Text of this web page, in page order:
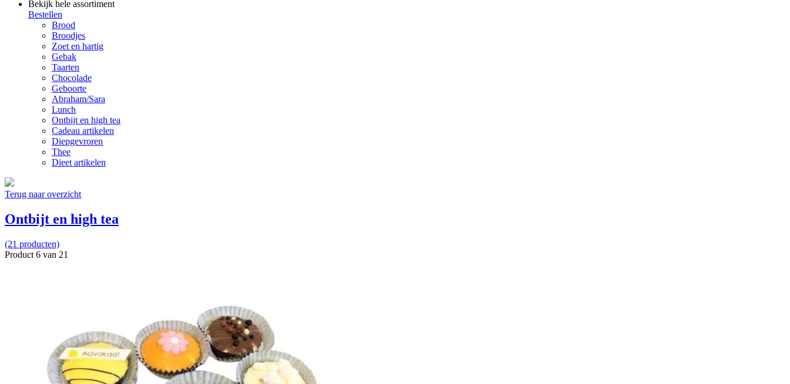
Bekijk hele assortiment
Bestellen
Brood
Broodjes
Zoet en hartig
Gebak
Taarten
Chocolade
Geboorte
Abraham/Sara
Lunch
Ontbijt en high tea
Cadeau artikelen
Diepgevroren
Thee
Dieet artikelen
Terug naar overzicht
Ontbijt en high tea
(21 producten)
Product 6 van 21